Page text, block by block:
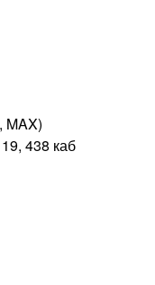
MAX)
438 каб